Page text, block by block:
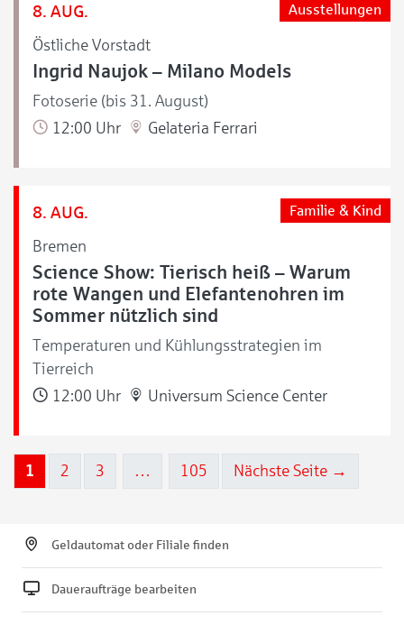
8. AUG.
Östliche Vorstadt
Ausstellungen
Ingrid Naujok – Milano Models
Fotoserie (bis 31. August)
12:00 Uhr
Gelateria Ferrari
8. AUG.
Bremen
Familie & Kind
Science Show: Tierisch heiß – Warum
rote Wangen und Elefantenohren im
Sommer nützlich sind
Temperaturen und Kühlungsstrategien im
Tierreich
12:00 Uhr
Universum Science Center
1 2 3 … 105 Nächste Seite →
Geldautomat oder Filiale finden
Daueraufträge bearbeiten